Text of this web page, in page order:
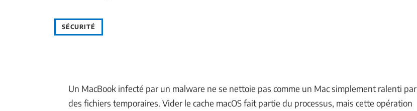
SÉCURITÉ
Un MacBook infecté par un malware ne se nettoie pas comme un Mac simplement ralenti par
des fichiers temporaires. Vider le cache macOS fait partie du processus, mais cette opération